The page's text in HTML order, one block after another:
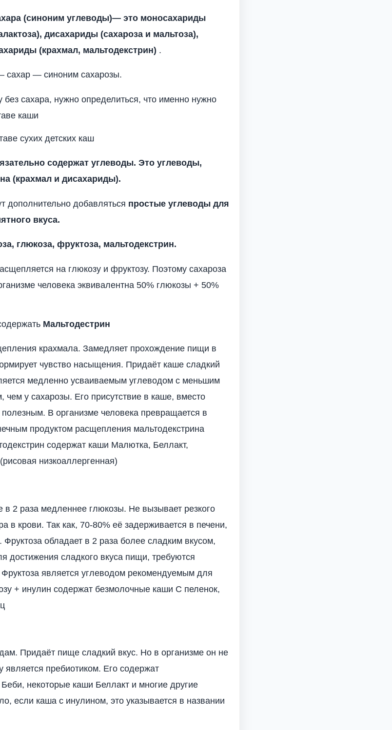
(синоним углеводы)— это моносахариды
дисахариды (сахароза и мальтоза),
(крахмал, мальтодекстрин) .
сахар — синоним сахарозы.
сахара, нужно определиться, что именно нужно
каши
сухих детских каш
содержат углеводы. Это углеводы,
(крахмал и дисахариды).
дополнительно добавляться простые углеводы для
вкуса.
глюкоза, фруктоза, мальтодекстрин.
на глюкозу и фруктозу. Поэтому сахароза
человека эквивалентна 50% глюкозы + 50%
Мальтодестрин
крахмала. Замедляет прохождение пищи в
чувство насыщения. Придаёт каше сладкий
медленно усваиваемым углеводом с меньшим
чем у сахарозы. Его присутствие в каше, вместо
полезным. В организме человека превращается в
продуктом расщепления мальтодекстрина
содержат каши Малютка, Беллакт,
низкоаллергенная)
в 2 раза медленнее глюкозы. Не вызывает резкого
в крови. Так как, 70-80% её задерживается в печени,
Фруктоза обладает в 2 раза более сладким вкусом,
достижения сладкого вкуса пищи, требуются
является углеводом рекомендуемым для
+ инулин содержат безмолочные каши С пеленок,
Придаёт пище сладкий вкус. Но в организме он не
является пребиотиком. Его содержат
некоторые каши Беллакт и многие другие
если каша с инулином, это указывается в названии